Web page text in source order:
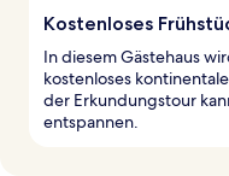
Kostenloses
In diesem Gästehaus
kostenloses
der Erkundungstour
entspannen.